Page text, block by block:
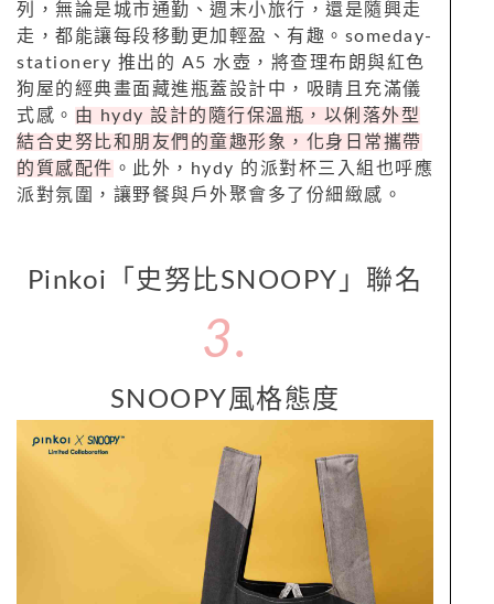
列，無論是城市通勤、週末小旅行，還是隨興走
走，都能讓每段移動更加輕盈、有趣。someday-
stationery 推出的 A5 水壺，將查理布朗與紅色
狗屋的經典畫面藏進瓶蓋設計中，吸睛且充滿儀
式感。 由 hydy 設計的隨行保溫瓶，以俐落外型
結合史努比和朋友們的童趣形象，化身日常攜帶
的質感配件 。此外，hydy 的派對杯三入組也呼應
派對氛圍，讓野餐與戶外聚會多了份細緻感。
Pinkoi「史努比SNOOPY」聯名
3.
SNOOPY風格態度